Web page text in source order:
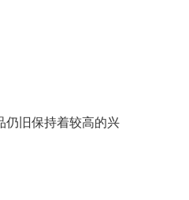
仍旧保持着较高的兴